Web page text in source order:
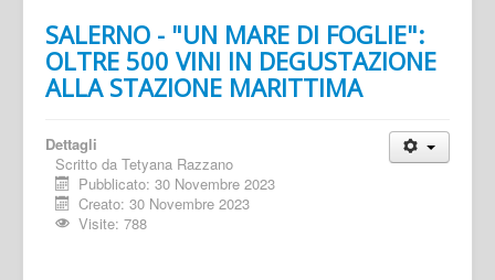
SALERNO - "UN MARE DI FOGLIE":
OLTRE 500 VINI IN DEGUSTAZIONE
ALLA STAZIONE MARITTIMA
Dettagli
Scritto da Tetyana Razzano
Pubblicato: 30 Novembre 2023
Creato: 30 Novembre 2023
Visite: 788